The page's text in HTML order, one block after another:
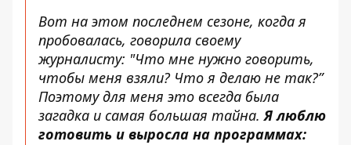
Вот на этом последнем сезоне, когда я
пробовалась, говорила своему
журналисту: "Что мне нужно говорить,
чтобы меня взяли? Что я делаю не так?”
Поэтому для меня это всегда была
загадка и самая большая тайна. Я люблю
готовить и выросла на программах: